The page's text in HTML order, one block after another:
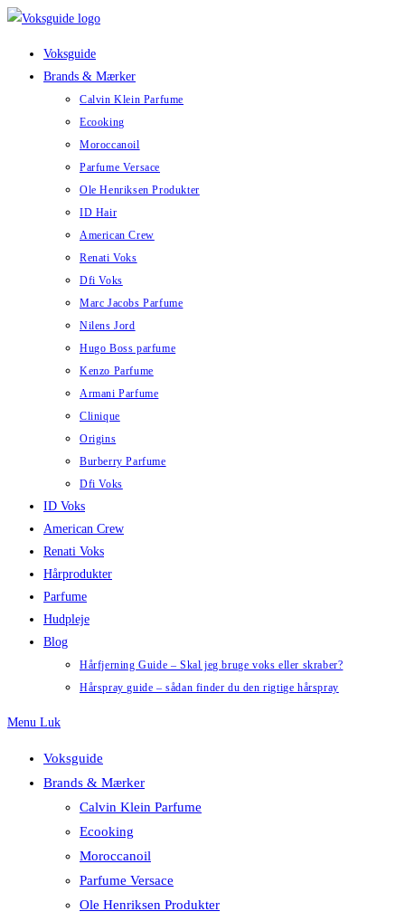
Skip
Voksguide
Brands & Mærker
Calvin Klein Parfume
Ecooking
Moroccanoil
Parfume Versace
Ole Henriksen Produkter
ID Hair
American Crew
Renati Voks
Dfi Voks
Marc Jacobs Parfume
Nilens Jord
Hugo Boss parfume
Kenzo Parfume
Armani Parfume
Clinique
Origins
Burberry Parfume
Dfi Voks
ID Voks
American Crew
Renati Voks
Hårprodukter
Parfume
Hudpleje
Blog
Hårfjerning Guide – Skal jeg bruge voks eller skraber?
Hårspray guide – sådan finder du den rigtige hårspray
Menu Luk
Voksguide
Brands & Mærker
Calvin Klein Parfume
Ecooking
Moroccanoil
Parfume Versace
Ole Henriksen Produkter